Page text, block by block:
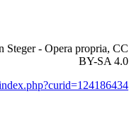
Steger - Opera propria, CC
BY-SA 4.0